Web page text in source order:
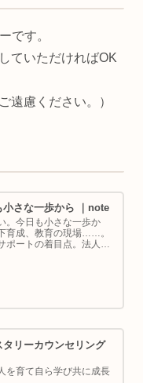
です。
ていただければOK
遠慮ください。）
小さな一歩から ｜note
。今日も小さな一歩か
育成、教育の現場……。
ポートの着目点。法人代
リーカウンセリング
を育て自ら学び共に成長